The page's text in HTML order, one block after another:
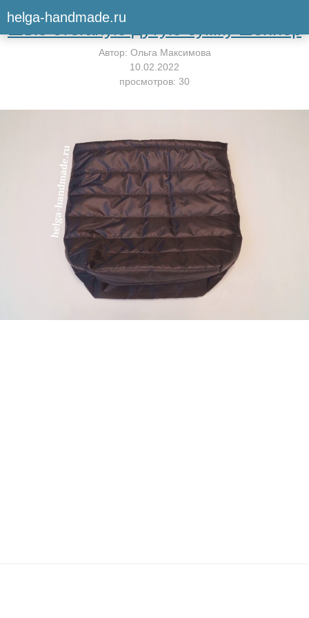
helga-handmade.ruВернуться к мастер-классу
Шью стеганую дутую сумку шоппер
Автор: Ольга Максимова
10.02.2022
просмотров: 30